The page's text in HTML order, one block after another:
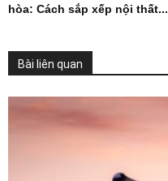
hòa: Cách sắp xếp nội thất...
Bài liên quan